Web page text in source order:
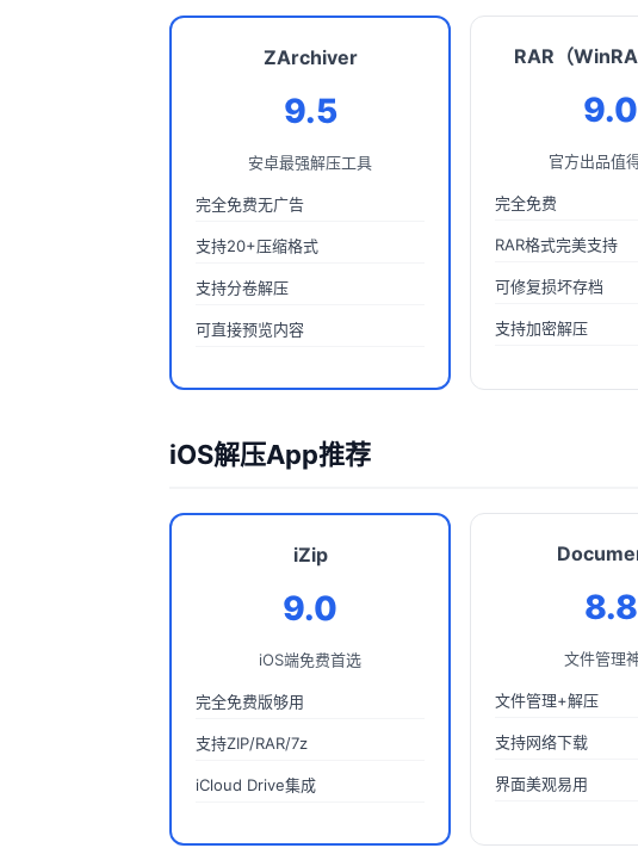
ZArchiver
9.5
安卓最强解压工具
完全免费无广告
支持20+压缩格式
支持分卷解压
可直接预览内容
RAR（
9.0
官方出品值
完全免费
RAR格式完美支持
可修复损坏存档
支持加密解压
iOS解压App推荐
iZip
9.0
iOS端免费首选
完全免费版够用
支持ZIP/RAR/7z
iCloud Drive集成
8.8
文件管理
文件管理+解压
支持网络下载
界面美观易用